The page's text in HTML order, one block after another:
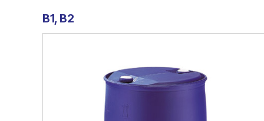
B1, B2